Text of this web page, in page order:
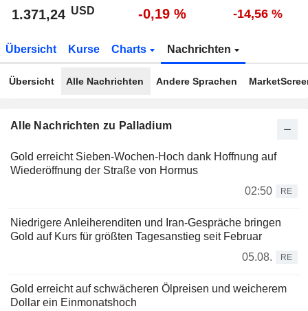
1.371,24 USD -0,19 % -14,56 %
Übersicht Kurse Charts Nachrichten
Übersicht Alle Nachrichten Andere Sprachen
Alle Nachrichten zu Palladium
Gold erreicht Sieben-Wochen-Hoch dank Hoffnung auf
Wiederöffnung der Straße von Hormus
02:50
RE
Niedrigere Anleiherenditen und Iran-Gespräche bringen
Gold auf Kurs für größten Tagesanstieg seit Februar
05.08.
RE
Gold erreicht auf schwächeren Ölpreisen und weicherem
Dollar ein Einmonatshoch